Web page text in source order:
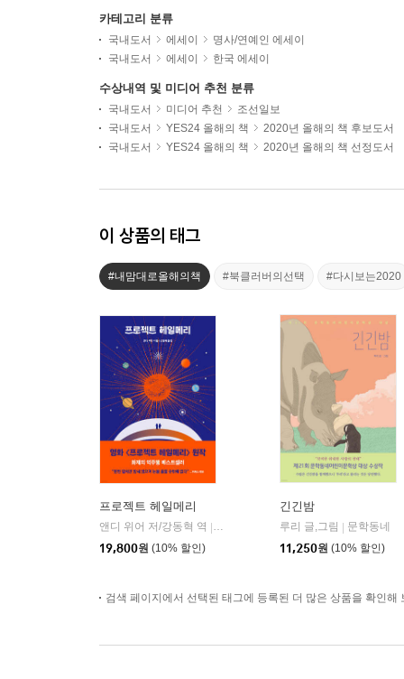
카테고리 분류
국내도서 에세이
명사/연예인 에세이
국내도서
에세이 한국 에세이
수상내역 및 미디어 추천 분류
국내도서 미디어 추천
조선일보
국내도서
YES24 올해의 책
2020년 올해의 책 후보도서
국내도서
YES24 올해의 책 2020년 올해의 책 선정도서
이 상품의 태그
#내맘대로올해의책 #북클러버의선택 #다시보는2020
프로젝트 헤일메리
앤디 위어 저/강동혁 역
알에이치코리아(RHK)
19,800원 (10% 할인)
긴긴밤
루리 글,그림
문학동네
11,250원 (10% 할인)
검색 페이지에서 선택된 태그에 등록된 더 많은 상품을 확인해